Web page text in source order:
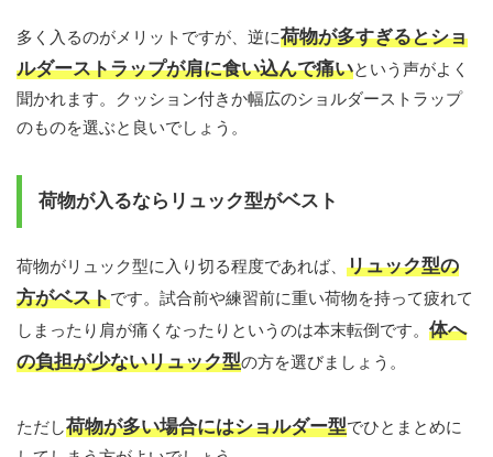
多く入るのがメリットですが、逆に荷物が多すぎるとショ
ルダーストラップが肩に食い込んで痛いという声がよく
聞かれます。クッション付きか幅広のショルダーストラップ
のものを選ぶと良いでしょう。
荷物が入るならリュック型がベスト
荷物がリュック型に入り切る程度であれば、 リュック型の
方がベストです。試合前や練習前に重い荷物を持って疲れて
しまったり肩が痛くなったりというのは本末転倒です。 体へ
の負担が少ないリュック型の方を選びましょう。
ただし荷物が多い場合にはショルダー型でひとまとめに